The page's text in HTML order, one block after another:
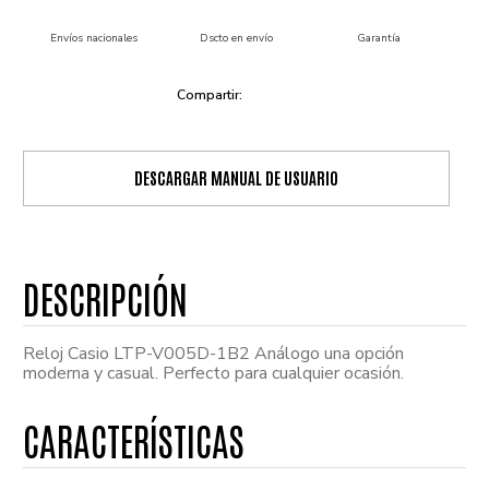
Envíos nacionales Dscto en envío Garantía
DESCARGAR MANUAL DE USUARIO
Reloj Casio LTP-V005D-1B2 Análogo una opción
moderna y casual. Perfecto para cualquier ocasión.